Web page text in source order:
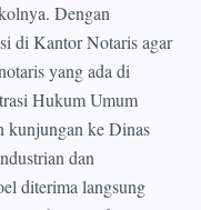
Dengan
di Kantor Notaris agar
yang ada di
Hukum Umum
kunjungan ke Dinas
dan
diterima langsung